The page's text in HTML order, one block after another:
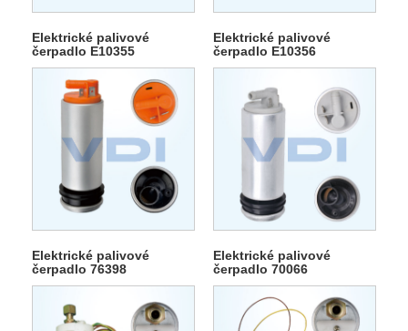
Elektrické palivové
čerpadlo E10355
Elektrické palivové
čerpadlo E10356
Elektrické palivové
čerpadlo 76398
Elektrické palivové
čerpadlo 70066